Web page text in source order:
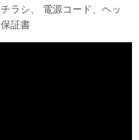
ラシ、 電源コード、ヘッ
証書